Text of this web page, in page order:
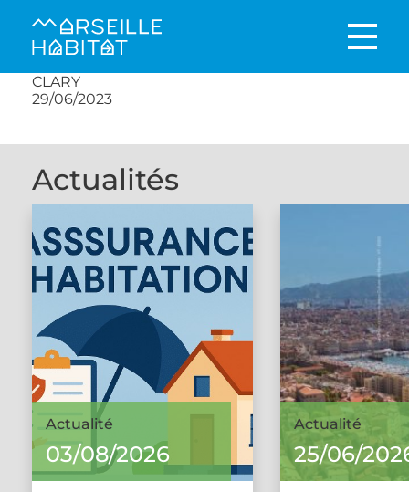
CLARY
29/06/2023
Actualités
Actualité
03/08/2026
Actualité
25/06/